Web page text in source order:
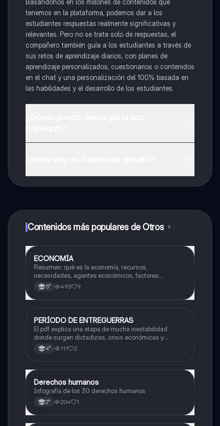
Basándonos en los millones de contenidos que
tenemos en la plataforma, podemos dar a los
estudiantes respuestas realmente significativas y
relevantes. Pero no se trata solo de respuestas, el
compañero también guía a los estudiantes a través de
sus retos de aprendizaje diarios, con planes de
aprendizaje personalizados, cuestionarios o contenidos
en el chat y una personalización del 100% basada en
las habilidades y el desarrollo de los estudiantes.
a determinadas funciones.
Contenidos más populares de Otros 9
Otros
ECONOMÍA
Resumen: qué es la economía, recursos,
necesidades, agentes económicos, factores
productivos, oferta y demanda
5° 493 9
Historia
PERÍODO DE ENTREGUERRAS
El pdf explica una etapa de mucha inestabilidad
donde surgen dictaduras, crisis económicas y
tensiones que terminan provocando una guerra a nivel
mundial. También analiza los cambios políticos y
4° 111 2
Otros
Derechos humanos
Infografía de los 30 derechos humanos
2° 204 1